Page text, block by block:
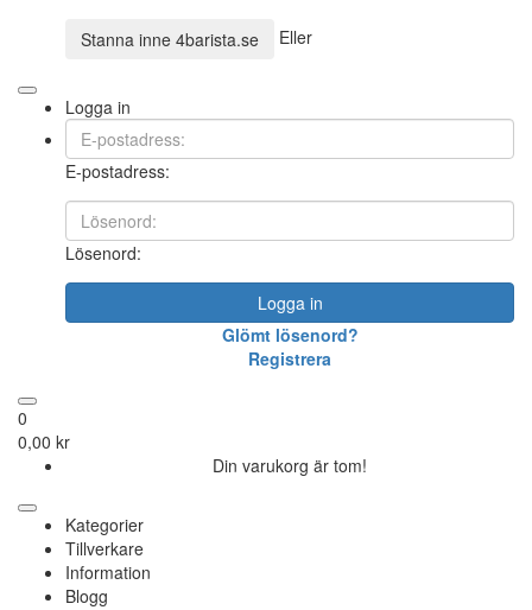
Stanna inne 4barista.se Eller
Logga in
E-postadress:
Lösenord:
Logga in
Glömt lösenord?
Registrera
0
0,00 kr
Din varukorg är tom!
Kategorier
Tillverkare
Information
Blogg